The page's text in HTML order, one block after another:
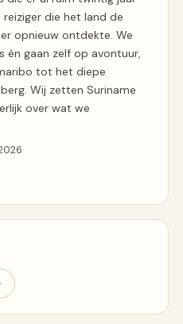
die het land de
opnieuw ontdekte. We
én gaan zelf op avontuur,
tot het diepe
Wij zetten Suriname
over wat we